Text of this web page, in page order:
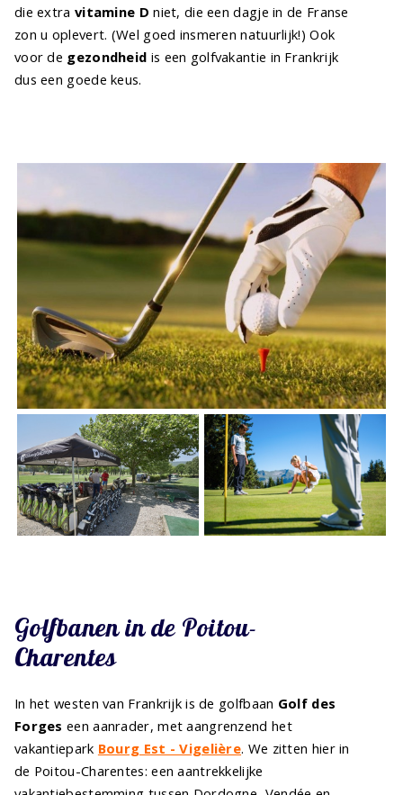
die extra vitamine D niet, die een dagje in de Franse
zon u oplevert. (Wel goed insmeren natuurlijk!) Ook
voor de gezondheid is een golfvakantie in Frankrijk
dus een goede keus.
Golfbanen in de Poitou-
Charentes
In het westen van Frankrijk is de golfbaan Golf des
Forges een aanrader, met aangrenzend het
vakantiepark Bourg Est - Vigelière. We zitten hier in
de Poitou-Charentes: een aantrekkelijke